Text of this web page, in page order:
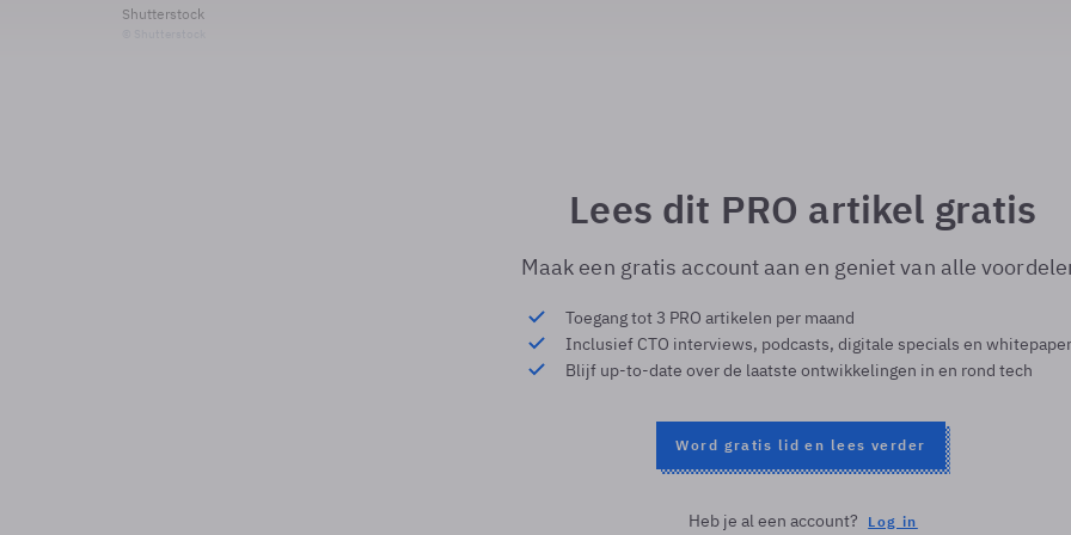
Shutterstock
Lees dit PRO artikel gratis
Maak een gratis account aan en geniet van alle
Toegang tot 3 PRO artikelen per maand
Inclusief CTO interviews, podcasts, digitale specials en
Blijf up-to-date over de laatste ontwikkelingen in en rond tech
Word gratis lid en lees verder
Heb je al een account? Log in